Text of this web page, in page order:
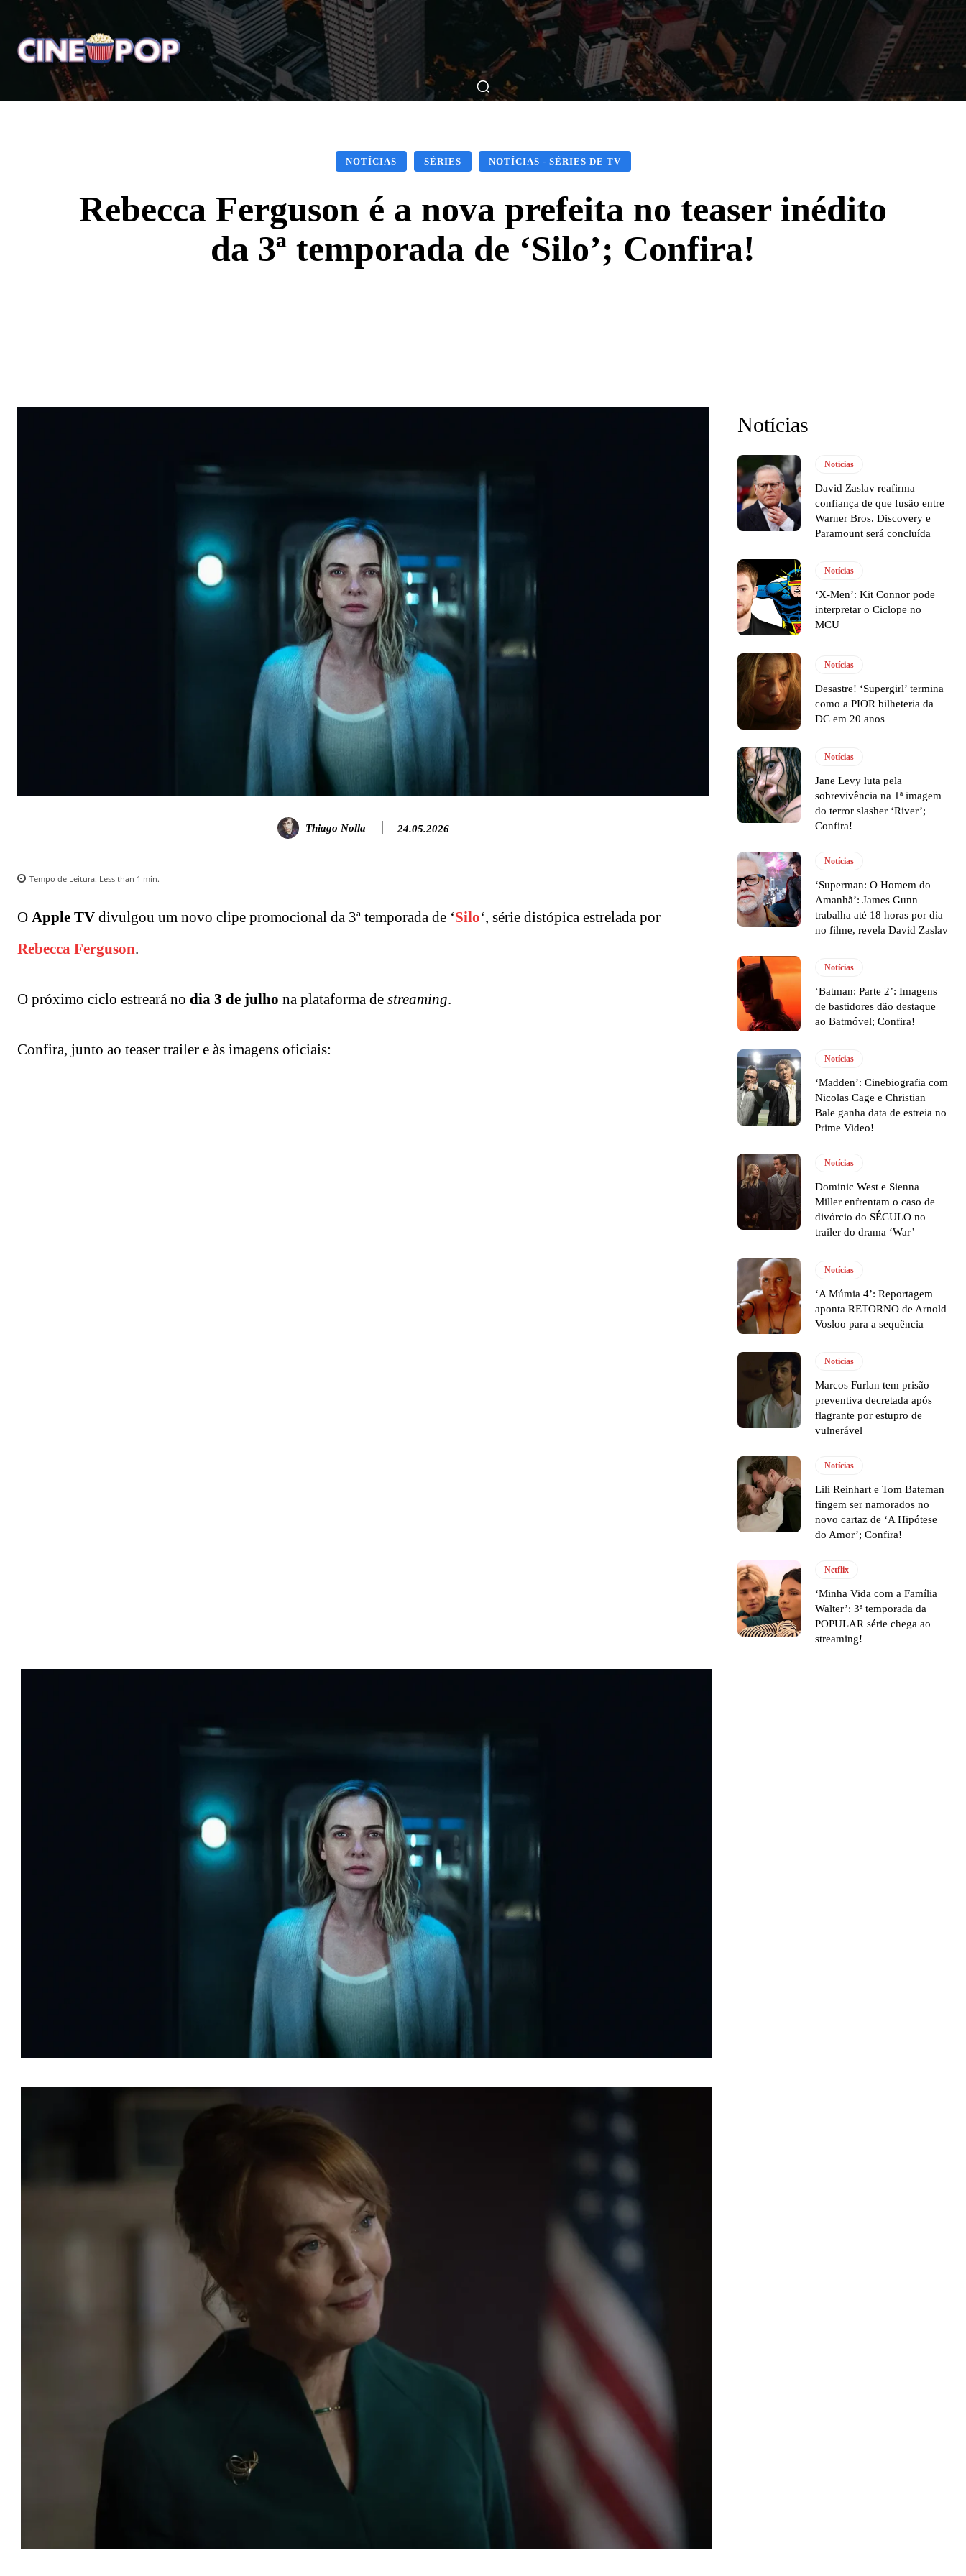
Home Notícias Críticas Breve Nos Cinemas Matérias Nos Cinemas Filmes Séries Música Gênero
NOTÍCIAS SÉRIES NOTÍCIAS - SÉRIES DE TV
Rebecca Ferguson é a nova prefeita no teaser inédito
da 3ª temporada de ‘Silo’; Confira!
Thiago Nolla 24.05.2026
Tempo de Leitura: Less than 1 min.
O Apple TV divulgou um novo clipe promocional da 3ª temporada de ‘Silo‘, série distópica estrelada por
Rebecca Ferguson.
O próximo ciclo estreará no dia 3 de julho na plataforma de streaming.
Confira, junto ao teaser trailer e às imagens oficiais:
Notícias
Notícias
David Zaslav reafirma
confiança de que fusão entre
Warner Bros. Discovery e
Paramount será concluída
Notícias
‘X-Men’: Kit Connor pode
interpretar o Ciclope no
MCU
Notícias
Desastre! ‘Supergirl’ termina
como a PIOR bilheteria da
DC em 20 anos
Notícias
Jane Levy luta pela
sobrevivência na 1ª imagem
do terror slasher ‘River’;
Confira!
Notícias
‘Superman: O Homem do
Amanhã’: James Gunn
trabalha até 18 horas por dia
no filme, revela David Zaslav
Notícias
‘Batman: Parte 2’: Imagens
de bastidores dão destaque
ao Batmóvel; Confira!
Notícias
‘Madden’: Cinebiografia com
Nicolas Cage e Christian
Bale ganha data de estreia no
Prime Video!
Notícias
Dominic West e Sienna
Miller enfrentam o caso de
divórcio do SÉCULO no
trailer do drama ‘War’
Notícias
‘A Múmia 4’: Reportagem
aponta RETORNO de Arnold
Vosloo para a sequência
Notícias
Marcos Furlan tem prisão
preventiva decretada após
flagrante por estupro de
vulnerável
Notícias
Lili Reinhart e Tom Bateman
fingem ser namorados no
novo cartaz de ‘A Hipótese
do Amor’; Confira!
Netflix
‘Minha Vida com a Família
Walter’: 3ª temporada da
POPULAR série chega ao
streaming!